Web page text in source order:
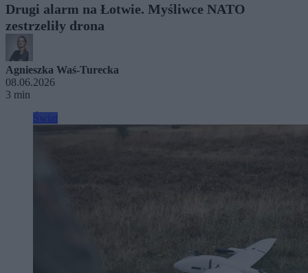
Drugi alarm na Łotwie. Myśliwce NATO
zestrzeliły drona
Agnieszka Waś-Turecka
08.06.2026
3 min